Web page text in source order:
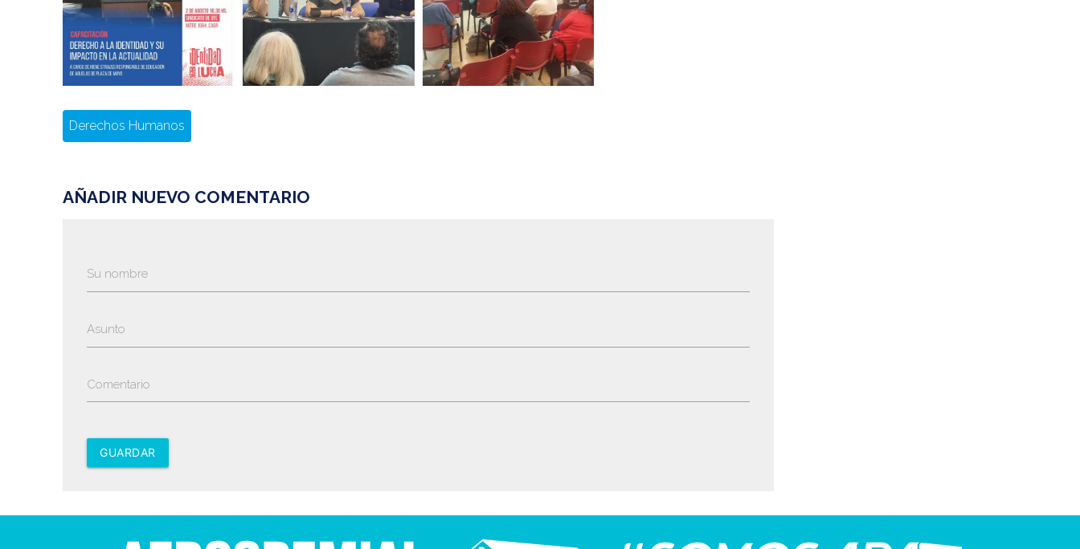
Derechos Humanos
AÑADIR NUEVO COMENTARIO
Su nombre
Asunto
Comentario
GUARDAR